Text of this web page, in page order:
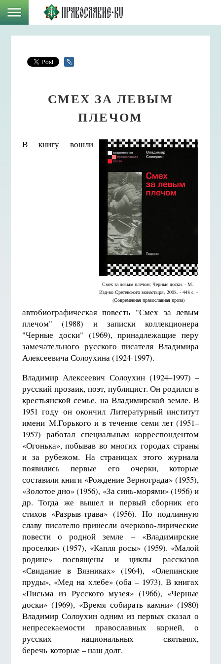
СМЕХ ЗА ЛЕВЫМ
ПЛЕЧОМ
Смех за левым плечом; Черные доски. - М.:
Изд-во Сретенского монастыря, 2008. - 448 с. -
(Современная православная проза)
В книгу вошли
автобиографическая повесть "Смех за левым
плечом" (1988) и записки коллекционера
"Черные доски" (1969), принадлежащие перу
замечательного русского писателя Владимира
Алексеевича Солоухина (1924-1997).
Владимир Алексеевич Солоухин (1924–1997) –
русский прозаик, поэт, публицист. Он родился в
крестьянской семье, на Владимирской земле. В
1951 году он окончил Литературный институт
имени М.Горького и в течение семи лет (1951–
1957) работал специальным корреспондентом
«Огонька», побывав во многих городах страны
и за рубежом. На страницах этого журнала
появились первые его очерки, которые
составили книги «Рождение Зернограда» (1955),
«Золотое дно» (1956), «За синь-морями» (1956) и
др. Тогда же вышел и первый сборник его
стихов «Разрыв-трава» (1956). Но подлинную
славу писателю принесли очерково-лирические
повести о родной земле – «Владимирские
проселки» (1957), «Капля росы» (1959). «Малой
родине» посвящены и циклы рассказов
«Свидание в Вязниках» (1964), «Олепинские
пруды», «Мед на хлебе» (оба – 1973). В книгах
«Письма из Русского музея» (1966), «Черные
доски» (1969), «Время собирать камни» (1980)
Владимир Солоухин одним из первых сказал о
непресекаемости православных корней, о
русских национальных святынях,
беречь которые – наш долг.